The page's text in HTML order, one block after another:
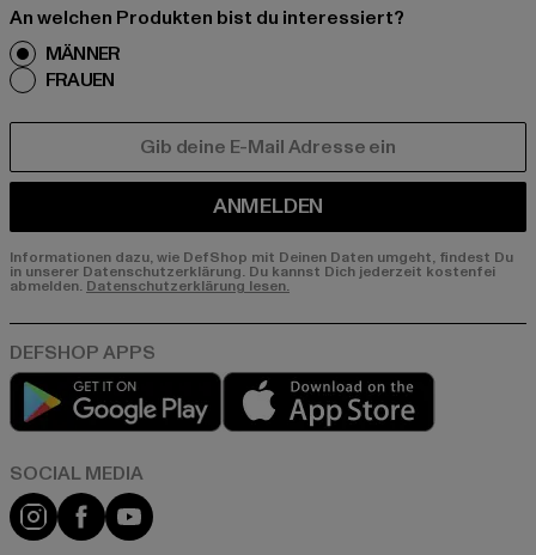
An welchen Produkten bist du interessiert?
MÄNNER
FRAUEN
ANMELDEN
Informationen dazu, wie DefShop mit Deinen Daten umgeht, findest Du
in unserer Datenschutzerklärung. Du kannst Dich jederzeit kostenfei
abmelden. Datenschutzerklärung lesen.
Play market
Instagram
FacebookYouTube